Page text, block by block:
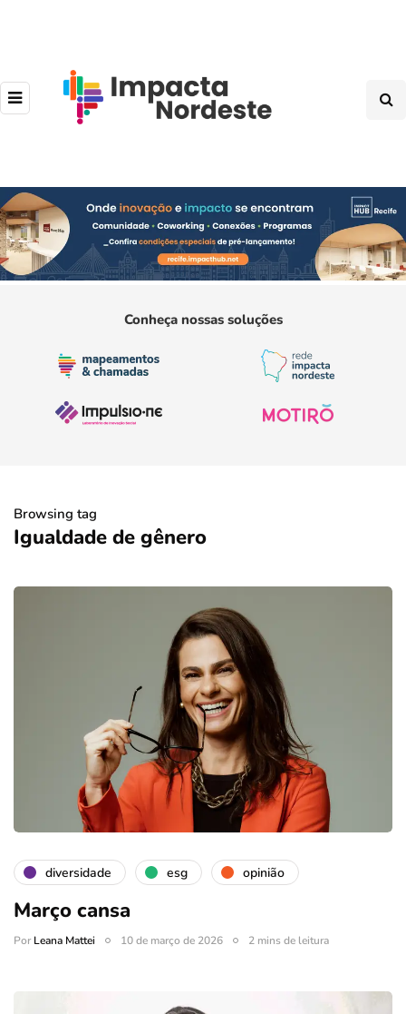
Conheça nossas soluções
Browsing tag
Igualdade de gênero
diversidade esg opinião
Março cansa
PorLeana Mattei 10 de março de 2026 2 mins de leitura